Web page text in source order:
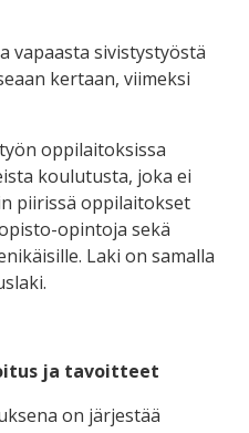
vapaasta sivistystyöstä
kertaan, viimeksi
oppilaitoksissa
koulutusta, joka ei
piirissä oppilaitokset
opintoja sekä
Laki on samalla
ja tavoitteet
on järjestää